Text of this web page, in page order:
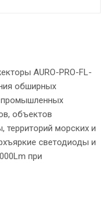
AURO-PRO-FL-
обширных
промышленных
объектов
территорий морских и
светодиоды и
при